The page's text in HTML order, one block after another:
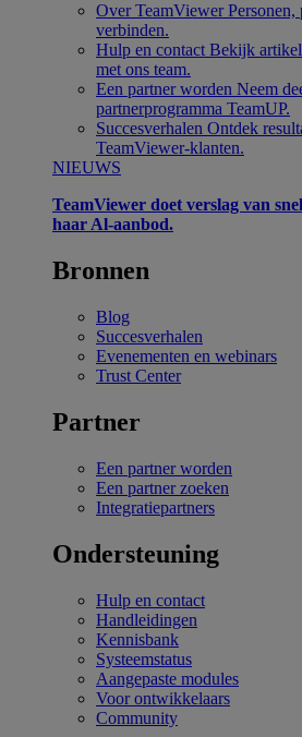
Over TeamViewer Personen,
verbinden.
Hulp en contact Bekijk
met ons team.
Een partner worden Neem
partnerprogramma TeamUP.
Succesverhalen Ontdek
TeamViewer-klanten.
NIEUWS
TeamViewer doet verslag van
haar Al-aanbod.
Bronnen
Blog
Succesverhalen
Evenementen en webinars
Trust Center
Partner
Een partner worden
Een partner zoeken
Integratiepartners
Ondersteuning
Hulp en contact
Handleidingen
Kennisbank
Systeemstatus
Aangepaste modules
Voor ontwikkelaars
Community